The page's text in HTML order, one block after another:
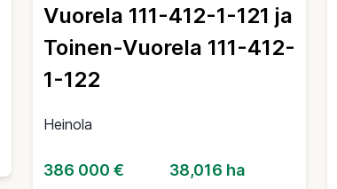
Vuorela 111-412-1-121 ja
Toinen-Vuorela 111-412-
1-122
Heinola
386 000 € 38,016 ha